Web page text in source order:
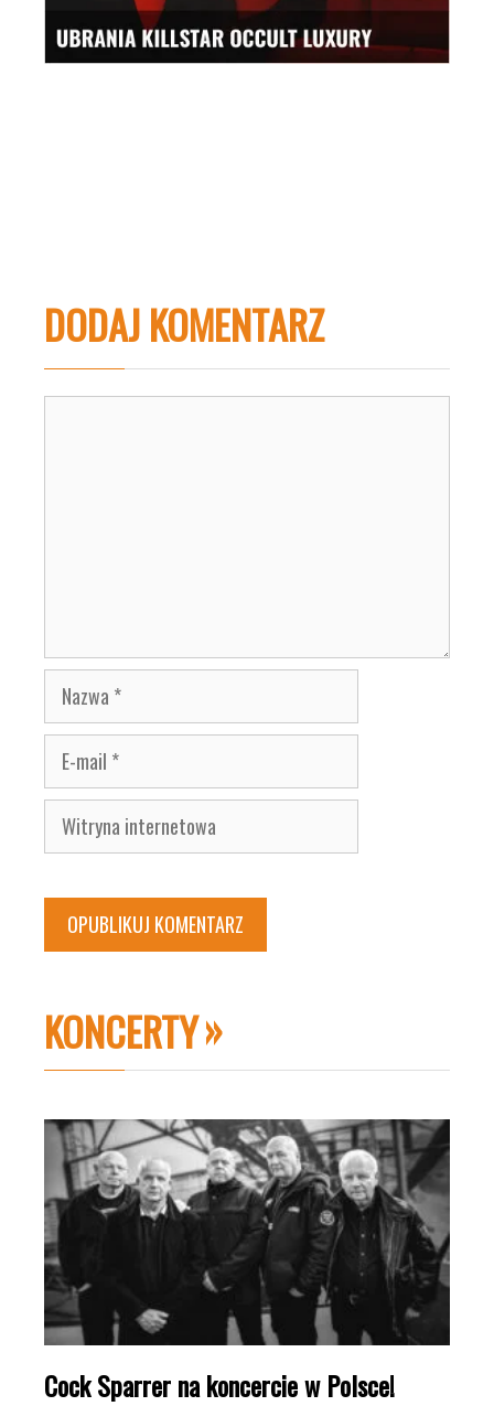
DODAJ KOMENTARZ
Nazwa
E-
mail
Witryna
internetowa
KONCERTY
Cock Sparrer na koncercie w Polsce!